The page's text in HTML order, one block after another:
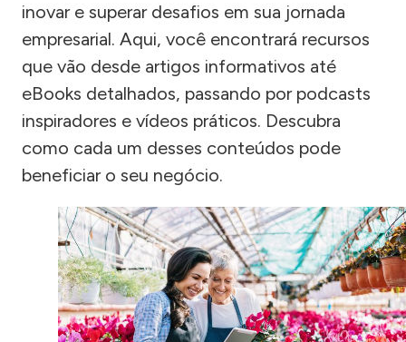
inovar e superar desafios em sua jornada
empresarial. Aqui, você encontrará recursos
que vão desde artigos informativos até
eBooks detalhados, passando por podcasts
inspiradores e vídeos práticos. Descubra
como cada um desses conteúdos pode
beneficiar o seu negócio.